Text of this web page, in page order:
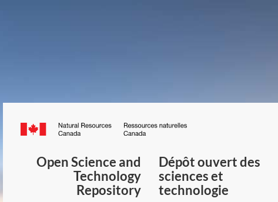
Canada.ca
du
Canada
Open Science and
Technology
Repository
Dépôt ouvert des
sciences et
technologie